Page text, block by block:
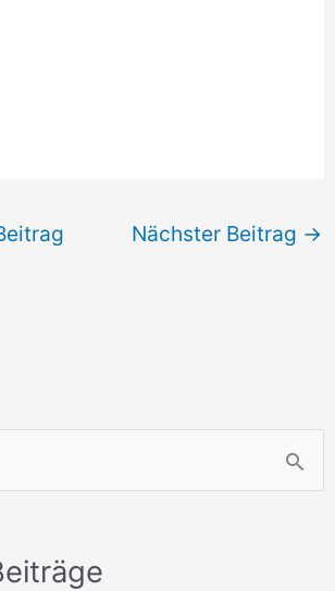
Nächster Beitrag →